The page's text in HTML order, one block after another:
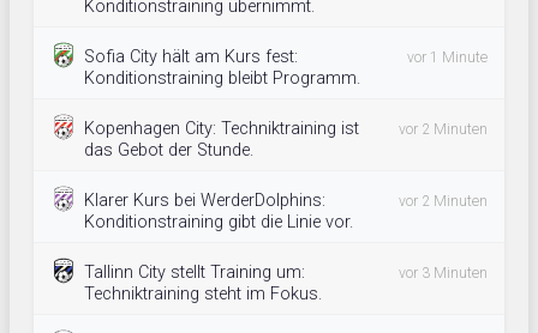
Konditionstraining übernimmt.
Sofia City hält am Kurs fest:
Konditionstraining bleibt Programm.
vor 1 Minute
Kopenhagen City: Techniktraining ist
das Gebot der Stunde.
vor 2 Minuten
Klarer Kurs bei WerderDolphins:
Konditionstraining gibt die Linie vor.
vor 2 Minuten
Tallinn City stellt Training um:
Techniktraining steht im Fokus.
vor 3 Minuten